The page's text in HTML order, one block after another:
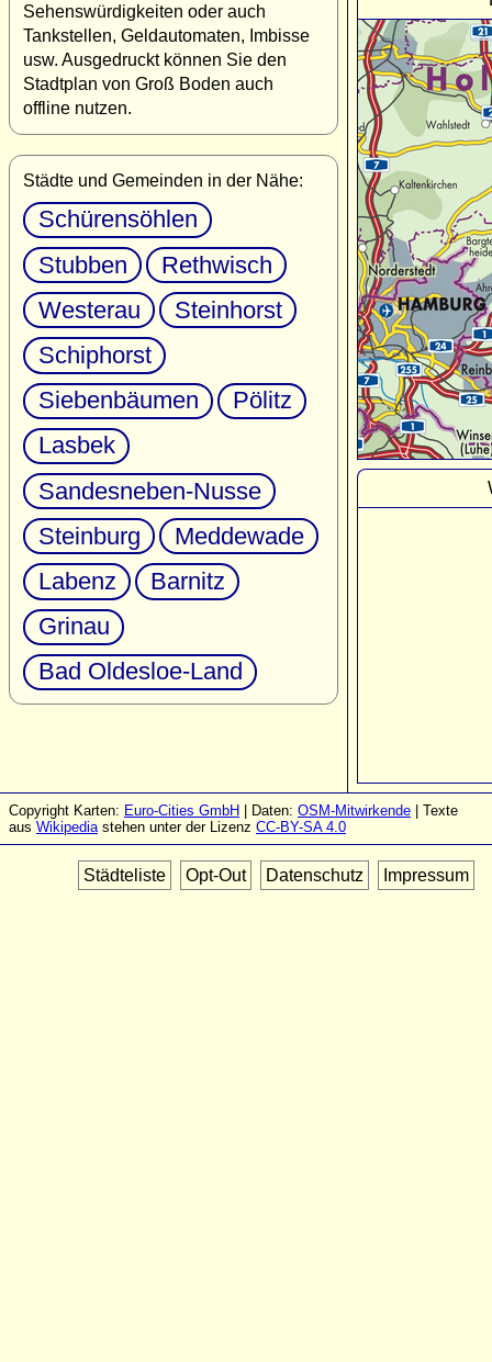
Sehenswürdigkeiten oder auch
Tankstellen, Geldautomaten, Imbisse
usw. Ausgedruckt können Sie den
Stadtplan von Groß Boden auch
offline nutzen.
Städte und Gemeinden in der Nähe:
Schürensöhlen
Stubben
Rethwisch
Westerau
Steinhorst
Schiphorst
Siebenbäumen
Pölitz
Lasbek
Sandesneben-Nusse
Steinburg
Meddewade
Labenz
Barnitz
Grinau
Bad Oldesloe-Land
Copyright Karten: Euro-Cities GmbH | Daten: OSM-Mitwirkende | Texte
aus Wikipediastehen unter der Lizenz CC-BY-SA 4.0
Städteliste Opt-Out Datenschutz Impressum